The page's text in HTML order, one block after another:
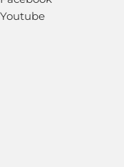
Youtube